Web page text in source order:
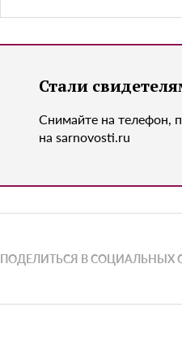
Стали
Снимайте на телефон,
на sarnovosti.ru
ПОДЕЛИТЬСЯ В СОЦИАЛЬНЫХ